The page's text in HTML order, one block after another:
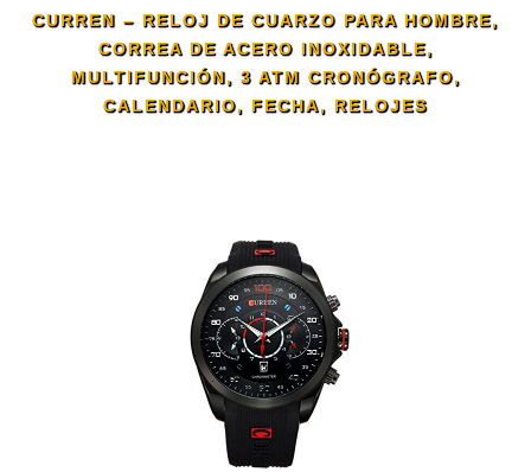
CURREN – RELOJ DE CUARZO PARA HOMBRE,
CORREA DE ACERO INOXIDABLE,
MULTIFUNCIÓN, 3 ATM CRONÓGRAFO,
CALENDARIO, FECHA, RELOJES